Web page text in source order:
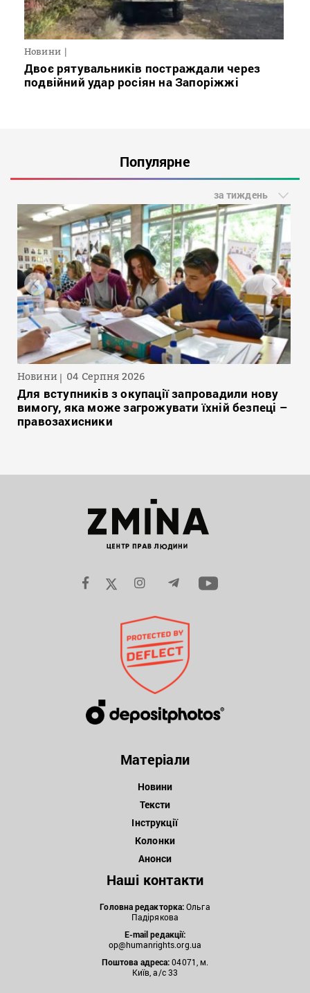
Новини
Двоє рятувальників постраждали через
подвійний удар росіян на Запоріжжі
Популярне
за тиждень
Новини 04 Серпня 2026
Для вступників з окупації запровадили нову
вимогу, яка може загрожувати їхній безпеці –
правозахисники
Матеріали
Новини
Тексти
Інструкції
Колонки
Анонси
Наші контакти
Головна редакторка:Ольга
Падірякова
E-mail редакції:
op@humanrights.org.ua
Поштова адреса:04071, м.
Київ, а/с 33